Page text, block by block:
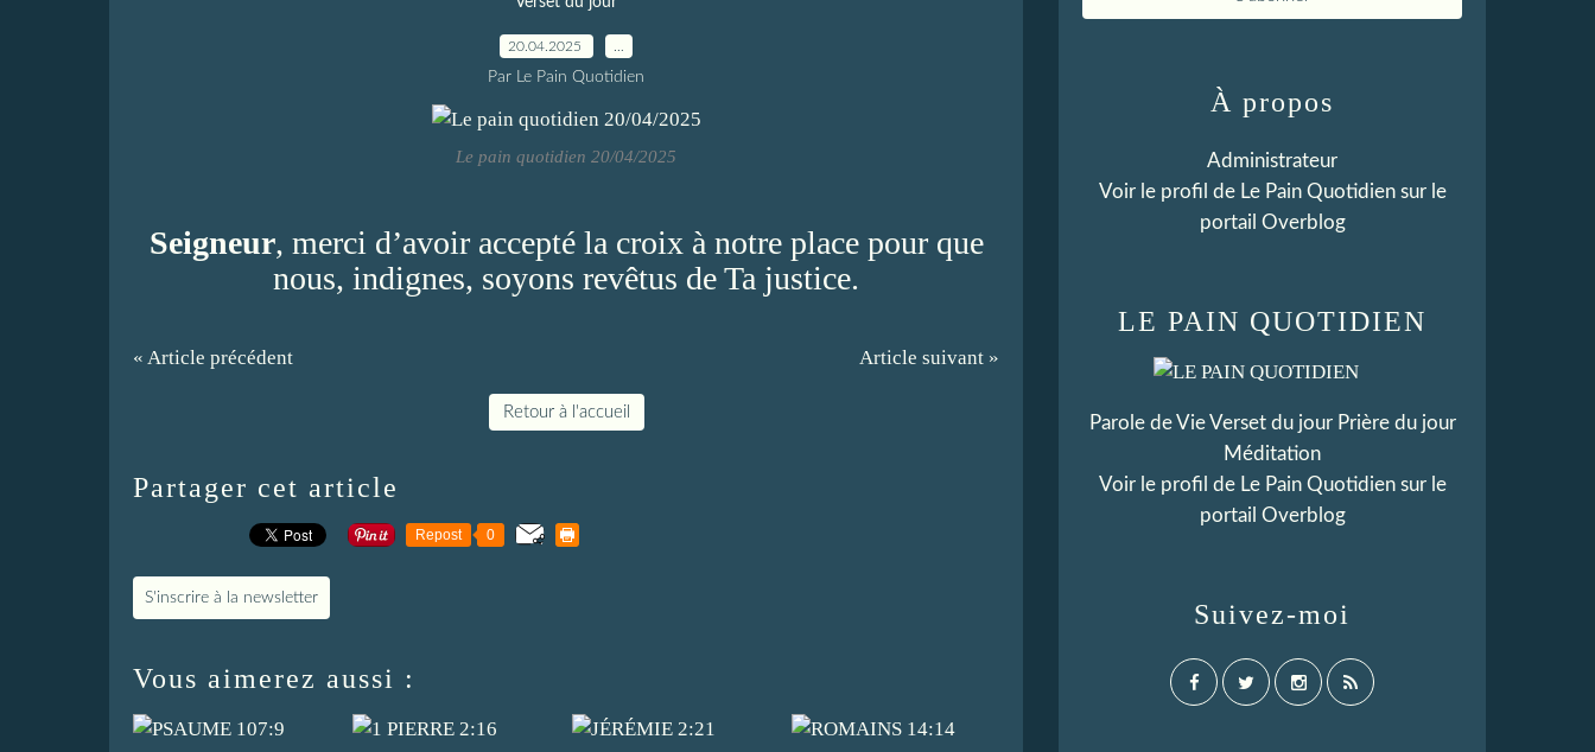
20.04.2025
Par Le Pain Quotidien
Le pain quotidien 20/04/2025
Seigneur, merci d’avoir accepté la croix à notre place pour que
nous, indignes, soyons revêtus de Ta justice.
« Article précédent Article suivant »
Retour à l'accueil
Partager cet article
Repost 0
S'inscrire à la newsletter
Vous aimerez aussi :
LE PAIN QUOTIDIEN
Parole de Vie Verset du jour Prière du jour
Méditation
Voir le profil de Le Pain Quotidiensur le
portail Overblog
Suivez-moi
À propos
Administrateur
Voir le profil de Le Pain Quotidiensur le
portail Overblog